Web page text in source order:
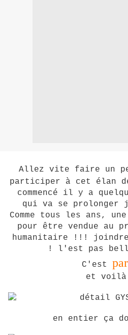
Allez vite faire un
participer à cet élan
commencé il y a
qui va se prolonger
Comme tous les ans,
pour être vendue au
humanitaire !!!
! l'est pas
C'est
et
en entier ça